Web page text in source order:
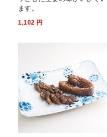
ます。
1,102 円